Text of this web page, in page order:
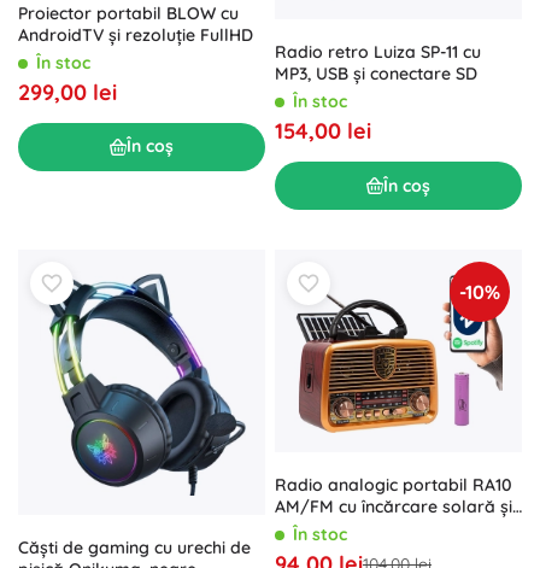
Proiector portabil BLOW cu
AndroidTV și rezoluție FullHD
În stoc
299,00 lei
În coș
Radio retro Luiza SP-11 cu
MP3, USB și conectare SD
În stoc
154,00 lei
În coș
Căști de gaming cu urechi de
-10%
Radio analogic portabil RA10
AM/FM cu încărcare solară și
Bluetooth
În stoc